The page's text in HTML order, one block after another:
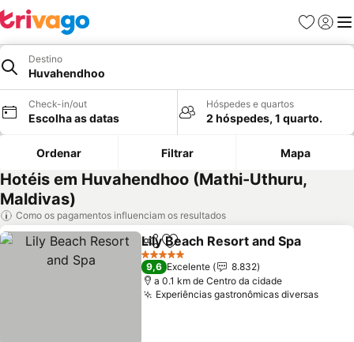
Favoritos
Iniciar
Destino
Huvahendhoo
Check-in/out
Escolha as datas
Hóspedes e quartos
2 hóspedes, 1 quarto.
Ordenar Filtrar Mapa
Hotéis em Huvahendhoo (Mathi-Uthuru,
Maldivas)
Como os pagamentos influenciam os resultados
PartilharAdicionar aos favoritos
Lily Beach Resort and Spa
5 Estrelas
9,6 Excelente
8.832
a 0.1 km de Centro da cidade
Experiências gastronômicas diversas